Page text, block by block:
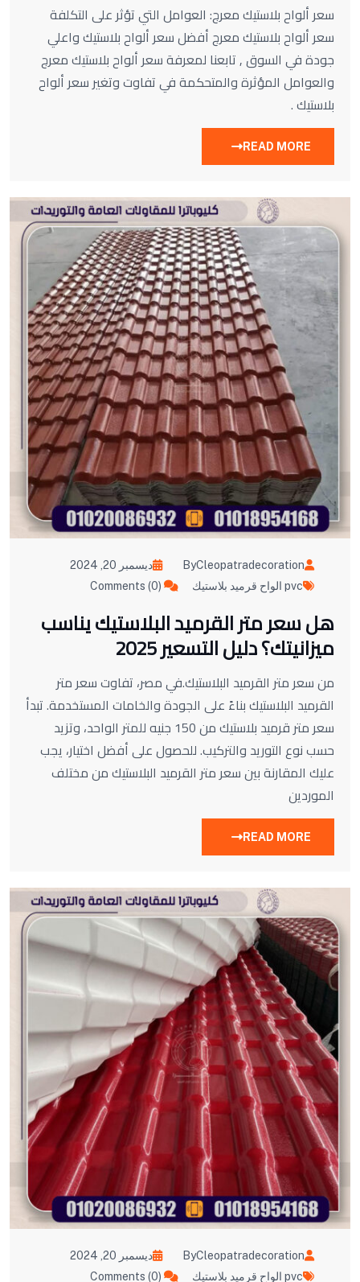
سعر ألواح بلاستيك معرج: العوامل التي تؤثر على التكلفة
سعر ألواح بلاستيك معرج أفضل سعر ألواح بلاستيك واعلي
جودة في السوق , تابعنا لمعرفة سعر ألواح بلاستيك معرج
والعوامل المؤثرة والمتحكمة في تفاوت وتغير سعر ألواح
بلاستيك .
READ MORE
ByCleopatradecoration
ديسمبر 20, 2024
pvc الواح قرميد بلاستيك
هل سعر متر القرميد البلاستيك يناسب
ميزانيتك؟ دليل التسعير 2025
من سعر متر القرميد البلاستيك.في مصر، تفاوت سعر متر
القرميد البلاستيك بناءً على الجودة والخامات المستخدمة. تبدأ
سعر متر قرميد بلاستيك من 150 جنيه للمتر الواحد، وتزيد
حسب نوع التوريد والتركيب. للحصول على أفضل اختيار، يجب
عليك المقارنة بين سعر متر القرميد البلاستيك من مختلف
الموردين
READ MORE
ByCleopatradecoration
ديسمبر 20, 2024
pvc الواح قرميد بلاستيك